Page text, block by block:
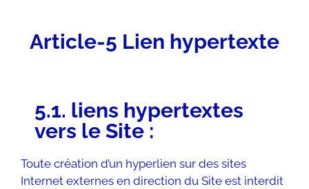
Article-5 Lien hypertexte
5.1. liens hypertextes
vers le Site :
Toute création d’un hyperlien sur des sites
Internet externes en direction du Site est interdit